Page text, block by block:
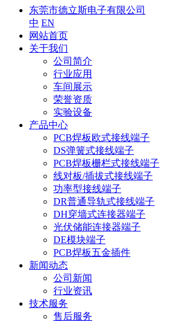
东莞市德立斯电子有限公司
中 EN
网站首页
关于我们
公司简介
行业应用
车间展示
荣誉资质
实验设备
产品中心
PCB焊板欧式接线端子
DS弹簧式接线端子
PCB焊板栅栏式接线端子
线对板/插拔式接线端子
功率型接线端子
DR普通导轨式接线端子
DH穿墙式连接器端子
光伏储能连接器端子
DE模块端子
PCB焊板五金插件
新闻动态
公司新闻
行业资讯
技术服务
售后服务